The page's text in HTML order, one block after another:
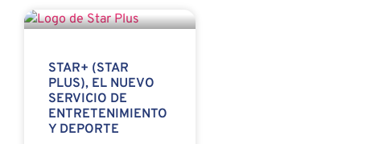
STAR+ (STAR
PLUS), EL NUEVO
SERVICIO DE
ENTRETENIMIENTO
Y DEPORTE